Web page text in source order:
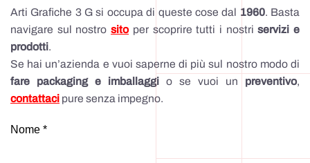
Arti Grafiche 3 G si occupa di queste cose dal 1960. Basta
navigare sul nostrositoper scoprire tutti i nostriservizi e
prodotti.
Se hai un’azienda e vuoi saperne di più sul nostro modo di
fare packaging e imballaggi o se vuoi un preventivo,
contattaci pure senza impegno.
Nome *